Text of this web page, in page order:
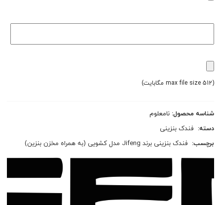
(max file size 512 مگابایت)
شناسه محصول:نامعلوم
دسته: فندک بنزینی
برچسب: فندک بنزینی برند Jifeng مدل کشویی (به همراه مخزن بنزین)